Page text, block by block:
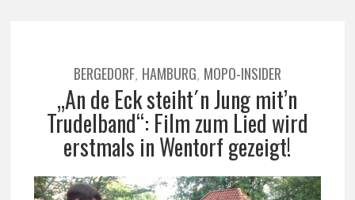
BERGEDORF, HAMBURG, MOPO-INSIDER
„An de Eck steiht´n Jung mit’n
Trudelband“: Film zum Lied wird
erstmals in Wentorf gezeigt!